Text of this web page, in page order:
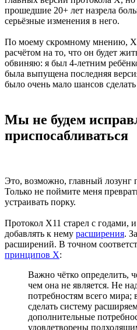
прошедшие 20+ лет назрела
серьёзные изменения в него.
По моему скромному мнению,
расчётом на то, что он будет
обвиняю: я был 4-летним
была выпущена последняя
было очень мало шансов
Мы не будем
приспосабливаться
Это, возможно, главный лозунг
Только не поймите меня
устраивать порку.
Протокол X11 старел с годами,
добавлять к нему расширения.
расширений. В точном
принципов X:
Важно чётко определить,
чем она не является. Не
потребностям всего мира;
сделать систему
дополнительные
удовлетворены